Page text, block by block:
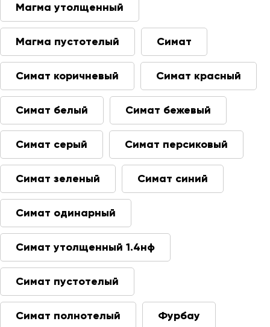
Магма утолщенный
Магма пустотелый Симат
Симат коричневый Симат красный
Симат белый Симат бежевый
Симат серый Симат персиковый
Симат зеленый Симат синий
Симат одинарный
Симат утолщенный 1.4нф
Симат пустотелый
Симат полнотелый Фурбау